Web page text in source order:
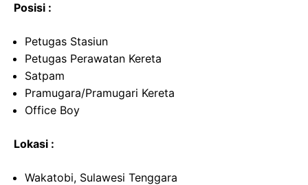
Posisi :
Petugas Stasiun
Petugas Perawatan Kereta
Satpam
Pramugara/Pramugari Kereta
Office Boy
Lokasi :
Wakatobi, Sulawesi Tenggara